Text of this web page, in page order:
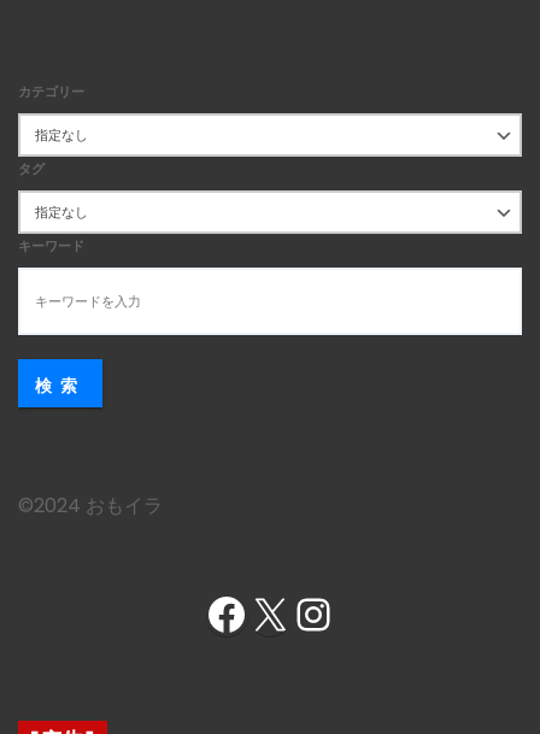
カテゴリー
タグ
キーワード
検索
©︎2024 おもイラ
Facebook X Instagram